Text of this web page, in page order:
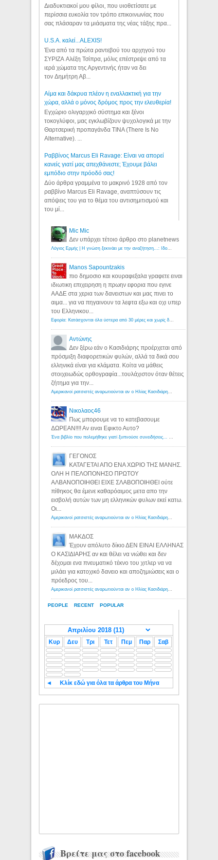
Διαδυκτιακοί μου φίλοι, που υιοθετίσατε με
περίσσια ευκολία τον τρόπο επικοινωνίας που
σας πλάσαραν τα μιάσματα της νέας τάξης πρα...
U.S.A. καλεί...ALEXIS!
Ένα από τα πρώτα ραντεβού του αρχηγού του
ΣΥΡΙΖΑ Αλέξη Τσίπρα, μόλις επέστρεψε από τα
ιερά χώματα της Αργεντινής ήταν να δει
τον Δημήτρη Αβ...
Αίμα και δάκρυα πλέον η εναλλακτική για την
χώρα, αλλά ο μόνος δρόμος προς την ελευθερία!
Εγχώριο ολιγαρχικό σύστημα και ξένοι
τοκογλύφοι, μας εγκλωβίζουν ψυχολογικά με την
Θαρτσερική προπαγάνδα TINA (There Is No
Alternative). ...
Ραββίνος Marcus Eli Ravage: Είναι να απορεί
κανείς γιατί μας απεχθάνεστε; Έχουμε βάλει
εμπόδιο στην πρόοδό σας!
Δύο άρθρα γραμμένα το μακρινό 1928 από τον
ραββίνο Marcus Eli Ravage, αναπτύσουν τις
απόψεις του για το θέμα του αντισημιτισμού και
του μί...
PEOPLE RECENT POPULAR
Mic Mic
Δεν υπάρχει τέτοιο άρθρο στο planetnews
Manos Sapountzakis
πιο δημοσιο και κουραφεξαλα γραφετε ειναι
ιδιωτικη επιχειρηση η πρωην εφορια που εγινε
ΑΑΔΕ στα χερια των δανειστων και μας πινει το
αιμα... για να πηγαινουν τα λεφτα εξω και οχι υπερ
του Ελληνικου...
Αντώνης
Δεν ξέρω εάν ο Κασιδιάρης προέρχεται από
πρόσμιξη διαφορετικών φυλών, αλλά τα δικά σου
ελληνικά είναι για κλάματα. Κοίτα να μάθεις
στοιχειωδώς ορθογραφία...τουλάχιστον όταν θέτεις
ζήτημα για την...
Νικολαος46
Πως μπορουμε να το κατεβασουμε
ΔΩΡΕΑΝ!!!! Αν ειναι Εφικτο Αυτο?
ΓΕΓΟΝΟΣ
ΚΑΤΑΓΕΤΑΙ ΑΠΟ ΕΝΑ ΧΩΡΙΟ ΤΗΣ ΜΑΝΗΣ.
ΟΛΗ Η ΠΕΛΟΠΟΝΗΣΟ ΠΡΩΤΟΥ
ΑΛΒΑΝΟΠΟΙΗΘΕΙ ΕΙΧΕ ΣΛΑΒΟΠΟΙΗΘΕΙ ούτε
πίθηκος θα έμενε καθαρόαιμος μετα απο την
εισβολή αυτών των μη ελληνικών φυλων εκεί κατω.
Οι...
ΜΑΚΔΟΣ
Έχουν απόλυτο δίκιο ΔΕΝ ΕΙΝΑΙ ΕΛΛΗΝΑΣ
Ο ΚΑΣΙΔΙΑΡΗΣ αν και θέλει να νιώθει και δεν
δέχομαι ενα πνευματικό τέκνο του χιτλερ να να
μιλάει για κατοχικό δανειο και αποζημιώσεις και ο
πρόεδρος του...
Κυρ Δευ Τρι Τετ Πεμ Παρ Σαβ
◄ Κλίκ εδώ για όλα τα άρθρα του Μήνα
Βρείτε μας στο facebook